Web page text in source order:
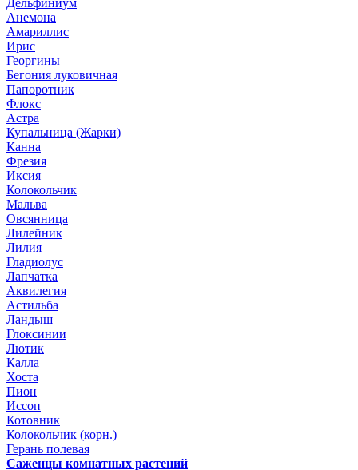
Дельфиниум
Анемона
Амариллис
Ирис
Георгины
Бегония луковичная
Папоротник
Флокс
Астра
Купальница (Жарки)
Канна
Фрезия
Иксия
Колокольчик
Мальва
Овсянница
Лилейник
Лилия
Гладиолус
Лапчатка
Аквилегия
Астильба
Ландыш
Глоксинии
Лютик
Калла
Хоста
Пион
Иссоп
Котовник
Колокольчик (корн.)
Герань полевая
Саженцы комнатных растений